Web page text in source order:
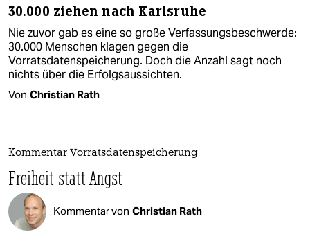
30.000 ziehen nach Karlsruhe
Nie zuvor gab es eine so große Verfassungsbeschwerde:
30.000 Menschen klagen gegen die
Vorratsdatenspeicherung. Doch die Anzahl sagt noch
nichts über die Erfolgsaussichten.
Von Christian Rath
Kommentar Vorratsdatenspeicherung
Freiheit statt Angst
Kommentar von Christian Rath